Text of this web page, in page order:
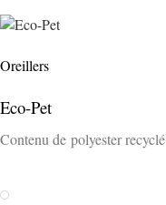
Oreillers
Eco-Pet
Contenu de polyester recyclé
Weiss